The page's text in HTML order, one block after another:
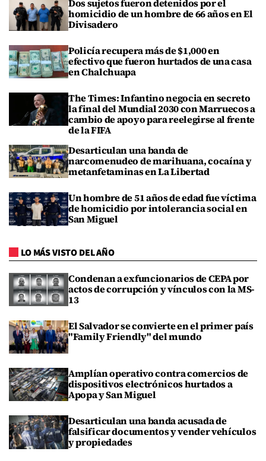
Dos sujetos fueron detenidos por el
homicidio de un hombre de 66 años en El
Divisadero
Policía recupera más de $1,000 en
efectivo que fueron hurtados de una casa
en Chalchuapa
The Times: Infantino negocia en secreto
la final del Mundial 2030 con Marruecos a
cambio de apoyo para reelegirse al frente
de la FIFA
Desarticulan una banda de
narcomenudeo de marihuana, cocaína y
metanfetaminas en La Libertad
Un hombre de 51 años de edad fue víctima
de homicidio por intolerancia social en
San Miguel
LO MÁS VISTO DEL AÑO
Condenan a exfuncionarios de CEPA por
actos de corrupción y vínculos con la MS-
13
El Salvador se convierte en el primer país
"Family Friendly" del mundo
Amplían operativo contra comercios de
dispositivos electrónicos hurtados a
Apopa y San Miguel
Desarticulan una banda acusada de
falsificar documentos y vender vehículos
y propiedades